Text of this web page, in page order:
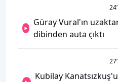
24’
Güray Vural'ın
dibinden auta çıktı
27’
Kubilay